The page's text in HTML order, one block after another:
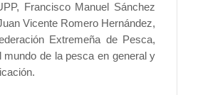
Francisco Manuel Sánchez
Vicente Romero Hernández,
Extremeña de Pesca,
de la pesca en general y